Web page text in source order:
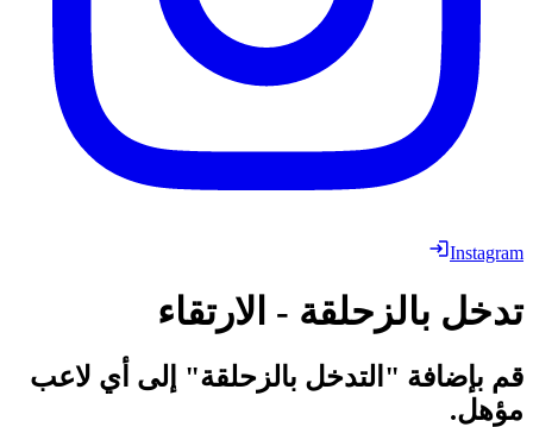
Instagram
تدخل بالزحلقة - الارتقاء
قم بإضافة "التدخل بالزحلقة" إلى أي لاعب
مؤهل.